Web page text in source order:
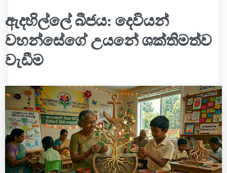
ඇදහිල්ලේ බීජය: දෙවියන්
වහන්සේගේ උයනේ ශක්තිමත්ව
වැඩීම